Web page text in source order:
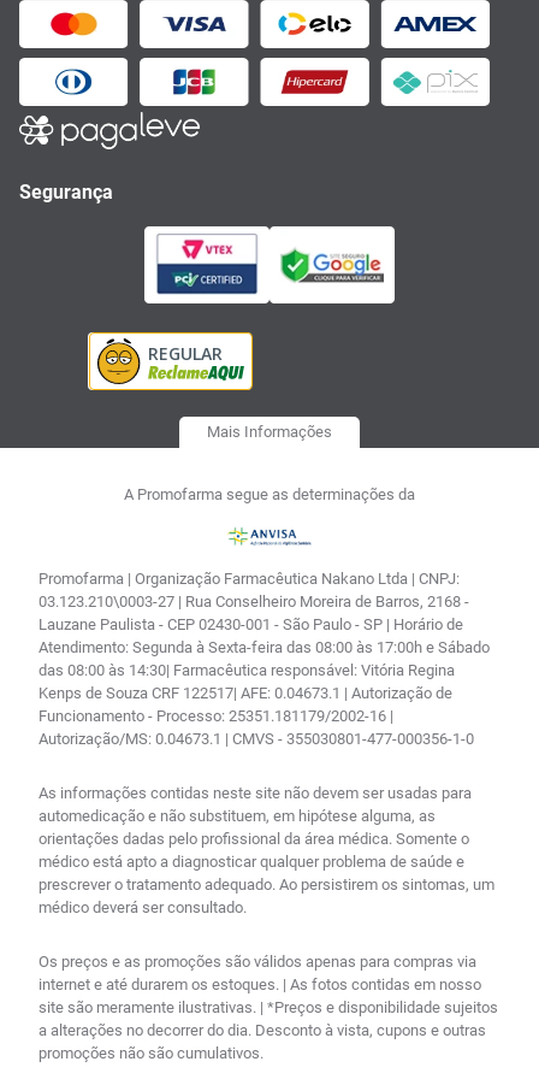
Segurança
Mais Informações
A Promofarma segue as determinações da
Promofarma | Organização Farmacêutica Nakano Ltda | CNPJ:
03.123.210\0003-27 | Rua Conselheiro Moreira de Barros, 2168 -
Lauzane Paulista - CEP 02430-001 - São Paulo - SP | Horário de
Atendimento: Segunda à Sexta-feira das 08:00 às 17:00h e Sábado
das 08:00 às 14:30| Farmacêutica responsável: Vitória Regina
Kenps de Souza CRF 122517| AFE: 0.04673.1 | Autorização de
Funcionamento - Processo: 25351.181179/2002-16 |
Autorização/MS: 0.04673.1 | CMVS - 355030801-477-000356-1-0
As informações contidas neste site não devem ser usadas para
automedicação e não substituem, em hipótese alguma, as
orientações dadas pelo profissional da área médica. Somente o
médico está apto a diagnosticar qualquer problema de saúde e
prescrever o tratamento adequado. Ao persistirem os sintomas, um
médico deverá ser consultado.
Os preços e as promoções são válidos apenas para compras via
internet e até durarem os estoques. | As fotos contidas em nosso
site são meramente ilustrativas. | *Preços e disponibilidade sujeitos
a alterações no decorrer do dia. Desconto à vista, cupons e outras
promoções não são cumulativos.